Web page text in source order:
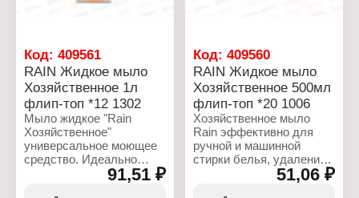
Характеристики:
для стирки
Тип стирки: ручная/
машинная стирка
Назначение:
универсальный
Форма выпуска: гель
Упаковка: ПЭТ
Объем: 1 л
Код: 409561
RAIN Жидкое мыло
Хозяйственное 1л
флип-топ *12 1302
Мыло жидкое "Rain
Хозяйственное"
универсальное моющее
средство. Идеально
подходит для мытья рук,
91,51 ₽
Код:409560
RAIN Жидкое мыло
Хозяйственное 500мл
флип-топ *20 1006
Хозяйственное мыло
Rain эффективно для
ручной и машинной
стирки белья, удаления
пятен, мытья посуды и
51,06 ₽